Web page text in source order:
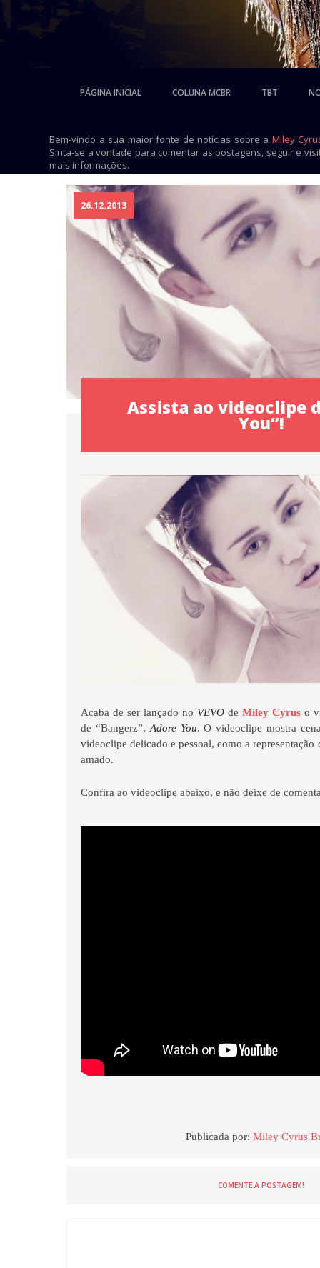
PÁGINA INICIAL COLUNA MCBR TBT
Bem-vindo a sua maior fonte de notícias sobre a Miley
Sinta-se a vontade para comentar as postagens, seguir e
mais informações.
26.12.2013
Assista ao videoclipe
You”!
Acaba de ser lançado no VEVOde Miley Cyruso
de “Bangerz”, Adore You. O videoclipe mostra
videoclipe delicado e pessoal, como a representação
amado.
Confira ao videoclipe abaixo, e não deixe de
Publicada por:Miley Cyrus
COMENTE A POSTAGEM!